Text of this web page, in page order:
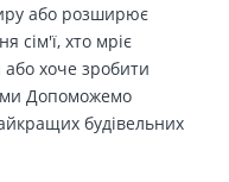
або розширює
сім'ї, хто мріє
хоче зробити
ми Допоможемо
будівельних